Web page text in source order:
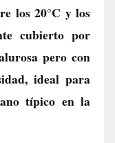
los 20°C y los
cubierto por
pero con
ideal para
típico en la